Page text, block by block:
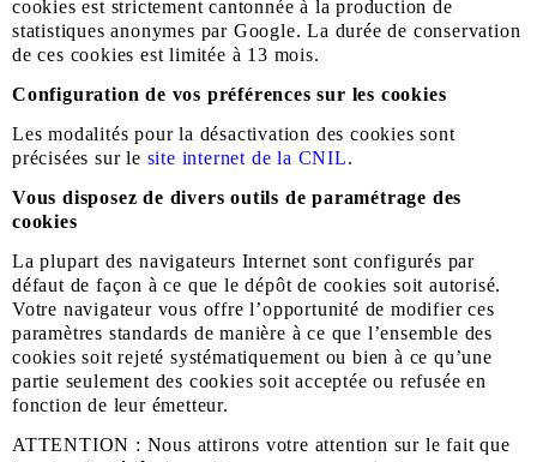
cookies est strictement cantonnée à la production de
statistiques anonymes par Google. La durée de conservation
de ces cookies est limitée à 13 mois.
Configuration de vos préférences sur les cookies
Les modalités pour la désactivation des cookies sont
précisées sur le site internet de la CNIL.
Vous disposez de divers outils de paramétrage des
cookies
La plupart des navigateurs Internet sont configurés par
défaut de façon à ce que le dépôt de cookies soit autorisé.
Votre navigateur vous offre l’opportunité de modifier ces
paramètres standards de manière à ce que l’ensemble des
cookies soit rejeté systématiquement ou bien à ce qu’une
partie seulement des cookies soit acceptée ou refusée en
fonction de leur émetteur.
ATTENTION : Nous attirons votre attention sur le fait que